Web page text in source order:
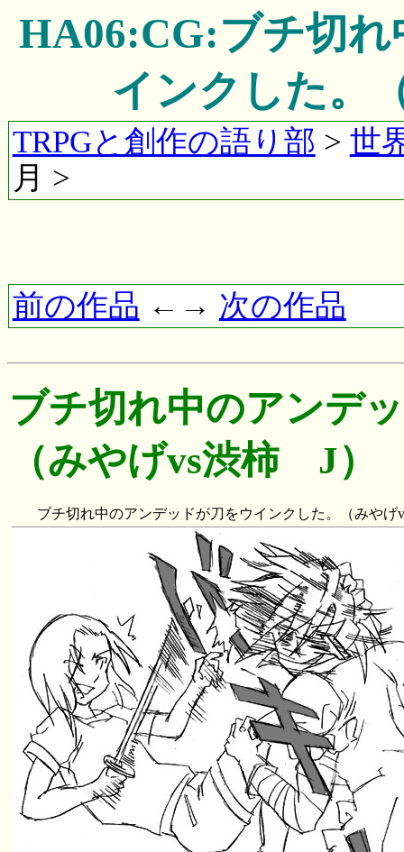
HA06:CG:ブチ切
インクした。
TRPGと創作の語り部 > 世
月 >
前の作品 ←→ 次の作品
ブチ切れ中のアンデ
（みやげvs渋柿 J）
ブチ切れ中のアンデッドが刀をウインクした。（みや